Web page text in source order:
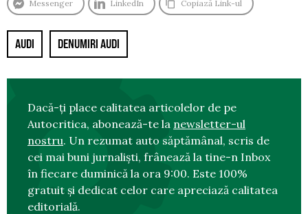
Messenger LinkedIn Copiază Link-ul
AUDI DENUMIRI AUDI
Dacă-ți place calitatea articolelor de pe
Autocritica, abonează-te la newsletter-ul
nostru. Un rezumat auto săptămânal, scris de
cei mai buni jurnaliști, frânează la tine-n Inbox
în fiecare duminică la ora 9:00. Este 100%
gratuit și dedicat celor care apreciază calitatea
editorială.